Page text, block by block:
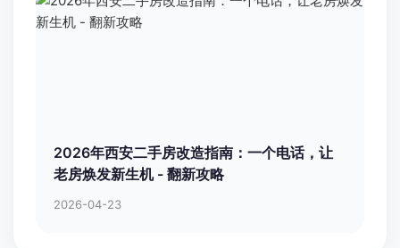
2026年西安二手房改造指南：一个电话，让
老房焕发新生机 - 翻新攻略
2026-04-23